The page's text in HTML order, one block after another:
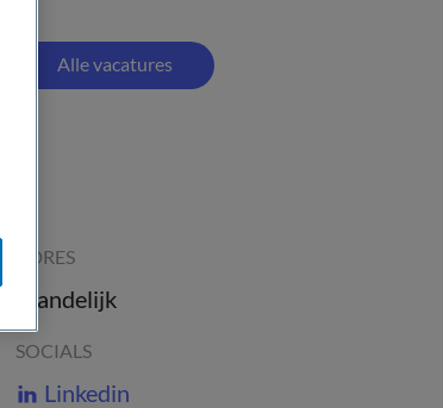
Alle vacatures
ADRES
, Landelijk
SOCIALS
Linkedin